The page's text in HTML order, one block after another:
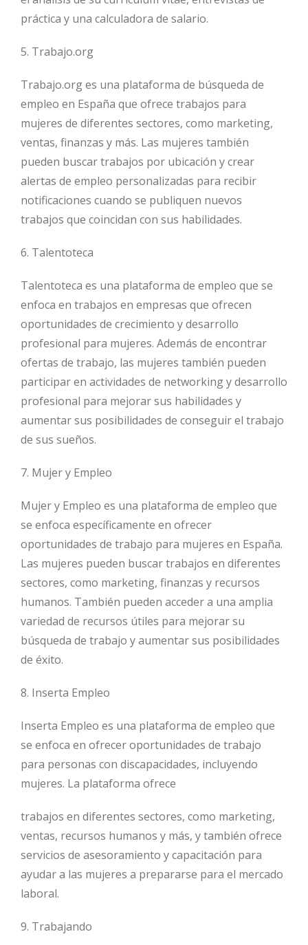
práctica y una calculadora de salario.
5. Trabajo.org
Trabajo.org es una plataforma de búsqueda de
empleo en España que ofrece trabajos para
mujeres de diferentes sectores, como marketing,
ventas, finanzas y más. Las mujeres también
pueden buscar trabajos por ubicación y crear
alertas de empleo personalizadas para recibir
notificaciones cuando se publiquen nuevos
trabajos que coincidan con sus habilidades.
6. Talentoteca
Talentoteca es una plataforma de empleo que se
enfoca en trabajos en empresas que ofrecen
oportunidades de crecimiento y desarrollo
profesional para mujeres. Además de encontrar
ofertas de trabajo, las mujeres también pueden
participar en actividades de networking y desarrollo
profesional para mejorar sus habilidades y
aumentar sus posibilidades de conseguir el trabajo
de sus sueños.
7. Mujer y Empleo
Mujer y Empleo es una plataforma de empleo que
se enfoca específicamente en ofrecer
oportunidades de trabajo para mujeres en España.
Las mujeres pueden buscar trabajos en diferentes
sectores, como marketing, finanzas y recursos
humanos. También pueden acceder a una amplia
variedad de recursos útiles para mejorar su
búsqueda de trabajo y aumentar sus posibilidades
de éxito.
8. Inserta Empleo
Inserta Empleo es una plataforma de empleo que
se enfoca en ofrecer oportunidades de trabajo
para personas con discapacidades, incluyendo
mujeres. La plataforma ofrece
trabajos en diferentes sectores, como marketing,
ventas, recursos humanos y más, y también ofrece
servicios de asesoramiento y capacitación para
ayudar a las mujeres a prepararse para el mercado
laboral.
9. Trabajando